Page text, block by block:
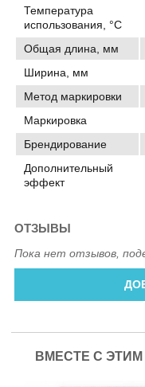
Температура
использования, °C
Общая длина, мм
Ширина, мм
Метод маркировки
Маркировка
Брендирование
Дополнительный
эффект
ОТЗЫВЫ
Пока нет отзывов,
ВМЕСТЕ С